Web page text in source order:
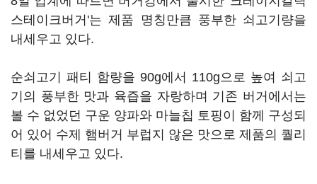
스테이크버거'는 제품 명칭만큼 풍부한 쇠고기량을
내세우고 있다.
순쇠고기 패티 함량을 90g에서 110g으로 높여 쇠고
기의 풍부한 맛과 육즙을 자랑하며 기존 버거에서는
볼 수 없었던 구운 양파와 마늘칩 토핑이 함께 구성되
어 있어 수제 햄버거 부럽지 않은 맛으로 제품의 퀄리
티를 내세우고 있다.